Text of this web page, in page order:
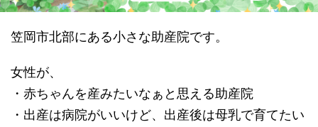
笠岡市北部にある小さな助産院です。
女性が、
・赤ちゃんを産みたいなぁと思える助産院
・出産は病院がいいけど、出産後は母乳で育てたい